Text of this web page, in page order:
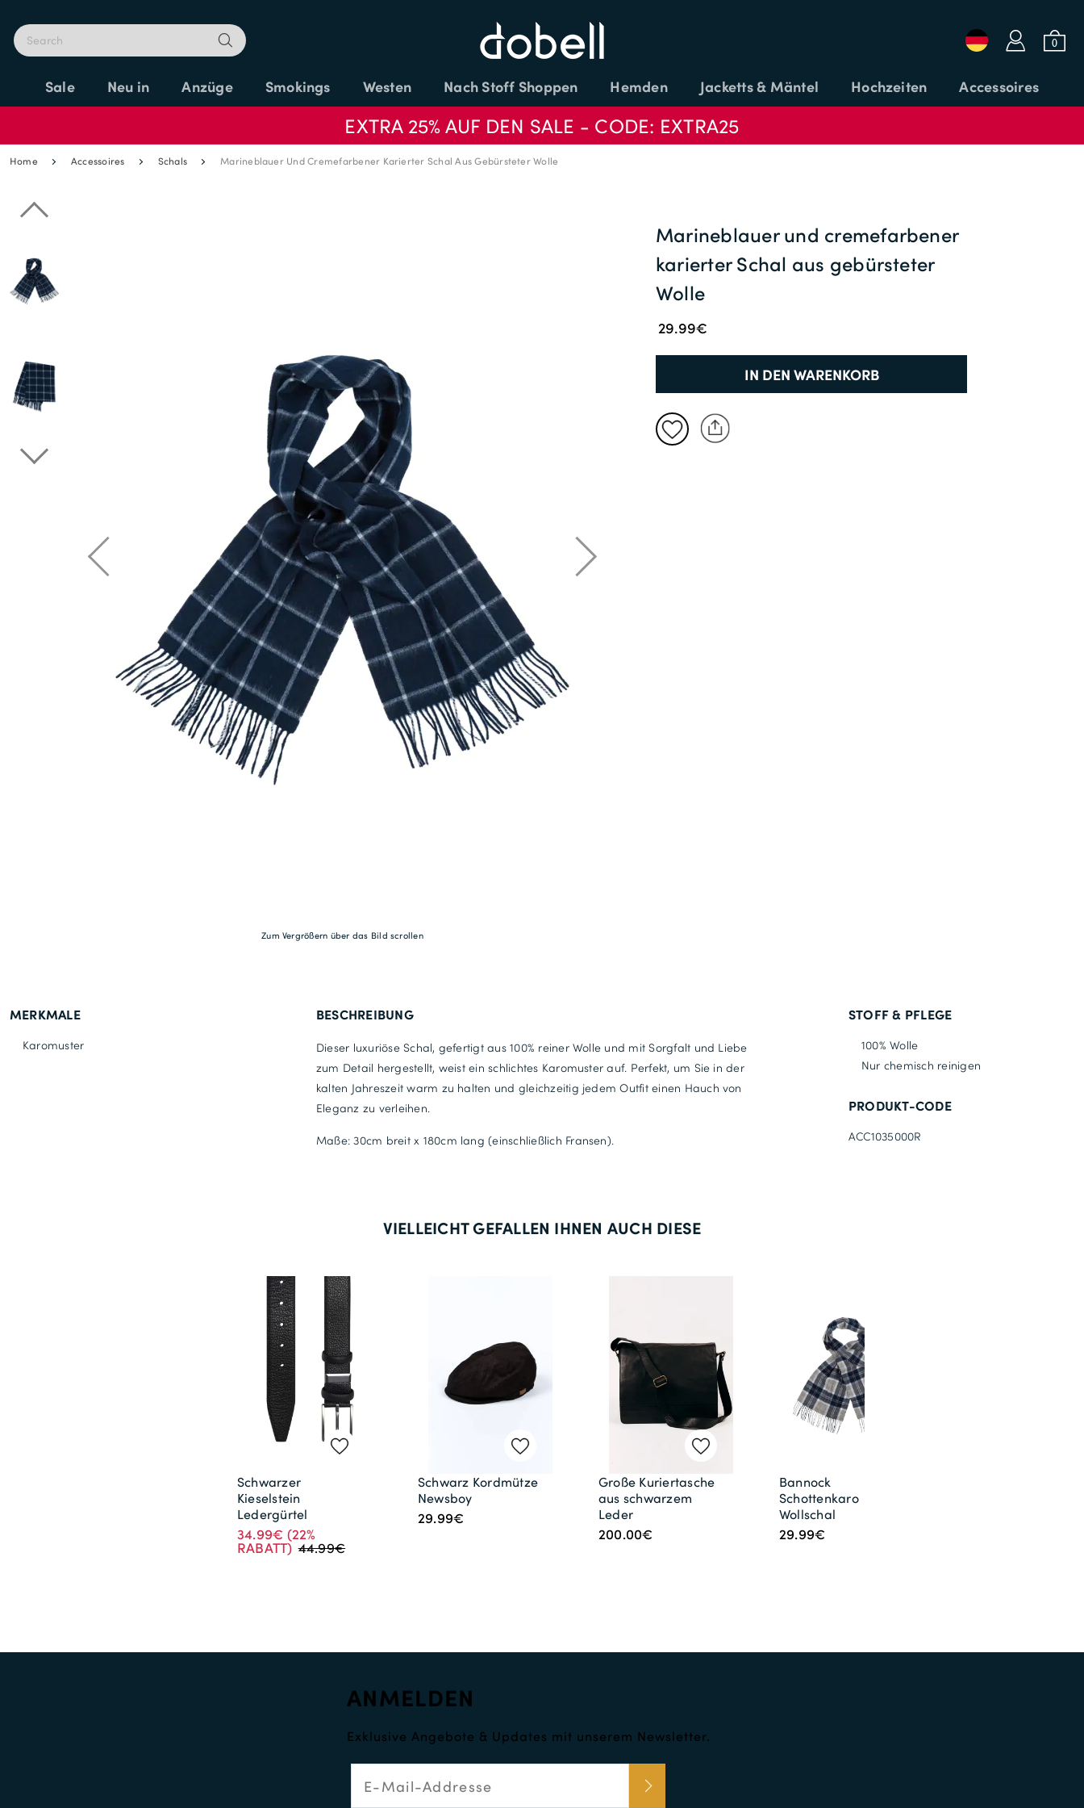
a
Neu bei Dobell?
b
0
Sale Neu in Anzüge Smokings Westen Nach Stoff Shoppen Hemden Jacketts & Mäntel Hochzeiten Accessoires
EXTRA 25% AUF DEN SALE - CODE: EXTRA25
Home Accessoires Schals Marineblauer Und Cremefarbener Karierter Schal Aus Gebürsteter Wolle
Zum Vergrößern über das Bild scrollen
29.99€
IN DEN WARENKORB
Marineblauer und cremefarbener
karierter Schal aus gebürsteter
Wolle
MERKMALE
Karomuster
BESCHREIBUNG
Dieser luxuriöse Schal, gefertigt aus 100% reiner Wolle und mit Sorgfalt und Liebe
zum Detail hergestellt, weist ein schlichtes Karomuster auf. Perfekt, um Sie in der
kalten Jahreszeit warm zu halten und gleichzeitig jedem Outfit einen Hauch von
Eleganz zu verleihen.
Maße: 30cm breit x 180cm lang (einschließlich Fransen).
STOFF & PFLEGE
100% Wolle
Nur chemisch reinigen
PRODUKT-CODE
ACC1035000R
VIELLEICHT GEFALLEN IHNEN AUCH DIESE
Schwarzer
Kieselstein
Ledergürtel
34.99€ (22%
RABATT) 44.99€
Schwarz Kordmütze
Newsboy
29.99€
Große Kuriertasche
aus schwarzem
Leder
200.00€
Bannock
Schottenkaro
Wollschal
29.99€
ANMELDEN
Exklusive Angebote & Updates mit unserem Newsletter.